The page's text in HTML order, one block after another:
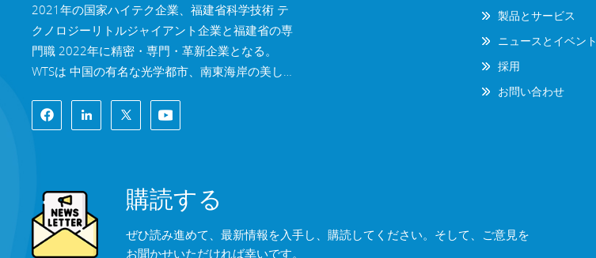
2021年の国家ハイテク企業、福建省科学技術 テ
クノロジーリトルジャイアント企業と福建省の専
門職 2022年に精密・専門・革新企業となる。
WTSは 中国の有名な光学都市、南東海岸の美しい
化された工場棟を所有しており、 熟練した技術ス
タッフと完全な光学処理システムを備え、 コーテ
ソリューションを顧客に提供します。 高精度光学
部品、高精度光学撮像レンズ、 および高出力レー
ザー部品。 WTSの製品には以下が含まれます 光学
製品とサービス
ニュースとイベント
採用
お問い合わせ
購読する
ぜひ読み進めて、最新情報を入手し、購読してください。そして、ご意見を
お聞かせいただければ幸いです。